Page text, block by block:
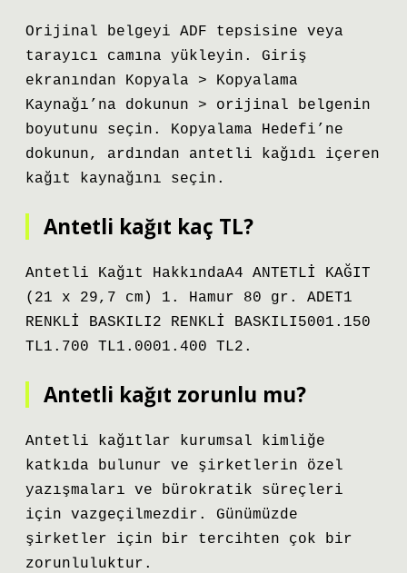
Orijinal belgeyi ADF tepsisine veya
tarayıcı camına yükleyin. Giriş
ekranından Kopyala > Kopyalama
Kaynağı’na dokunun > orijinal belgenin
boyutunu seçin. Kopyalama Hedefi’ne
dokunun, ardından antetli kağıdı içeren
kağıt kaynağını seçin.
Antetli kağıt kaç TL?
Antetli Kağıt HakkındaA4 ANTETLİ KAĞIT
(21 x 29,7 cm) 1. Hamur 80 gr. ADET1
RENKLİ BASKILI2 RENKLİ BASKILI5001.150
TL1.700 TL1.0001.400 TL2.
Antetli kağıt zorunlu mu?
Antetli kağıtlar kurumsal kimliğe
katkıda bulunur ve şirketlerin özel
yazışmaları ve bürokratik süreçleri
için vazgeçilmezdir. Günümüzde
şirketler için bir tercihten çok bir
zorunluluktur.